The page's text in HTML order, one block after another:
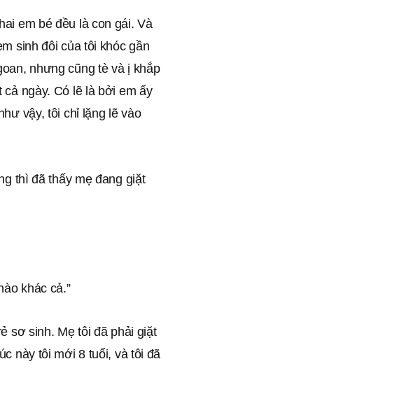
em bé đều là con gái. Và
sinh đôi của tôi khóc gần
nhưng cũng tè và ị khắp
ngày. Có lẽ là bởi em ấy
vậy, tôi chỉ lặng lẽ vào
thì đã thấy mẹ đang giặt
khác cả.”
sơ sinh. Mẹ tôi đã phải giặt
này tôi mới 8 tuổi, và tôi đã